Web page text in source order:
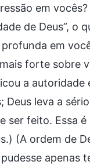
em
de Deus”, o
em
forte sobre
a autoridade
Deus leva a
ser feito. Essa é
(A ordem de
apenas